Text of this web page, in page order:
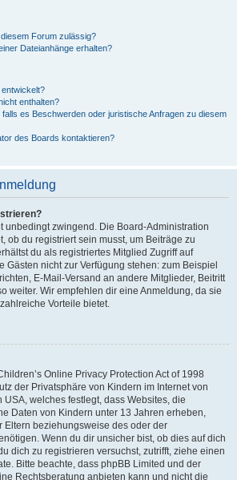
Forum zulässig?
Dateianhänge erhalten?
enthalten?
es Beschwerden oder juristische Anfragen zu diesem
des Boards kontaktieren?
unbedingt zwingend. Die Board-Administration
ob du registriert sein musst, um Beiträge zu
du als registriertes Mitglied Zugriff auf
Gästen nicht zur Verfügung stehen: zum Beispiel
E-Mail-Versand an andere Mitglieder, Beitritt
weiter. Wir empfehlen dir eine Anmeldung, da sie
Vorteile bietet.
Online Privacy Protection Act of 1998
der Privatsphäre von Kindern im Internet von
USA, welches festlegt, dass Websites, die
Daten von Kindern unter 13 Jahren erheben,
Eltern beziehungsweise des oder der
Wenn du dir unsicher bist, ob dies auf dich
dich zu registrieren versuchst, zutrifft, ziehe einen
Bitte beachte, dass phpBB Limited und der
Rechtsberatung anbieten kann und nicht die